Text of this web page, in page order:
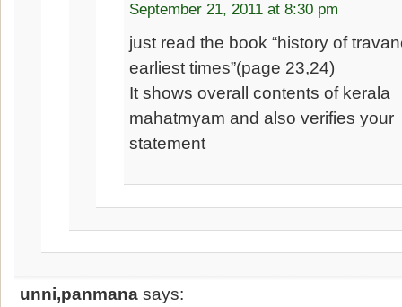
September 21, 2011 at 8:30 pm
just read the book “history of
earliest times”(page 23,24)
It shows overall contents of kerala
mahatmyam and also verifies your
statement
unni,panmana says: